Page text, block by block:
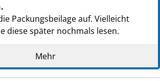
Packungsbeilage auf. Vielleicht
diese später nochmals lesen.
Fragen haben, wenden Sie sich
oder Apotheker.
wurde Ihnen persönlich
Mehr